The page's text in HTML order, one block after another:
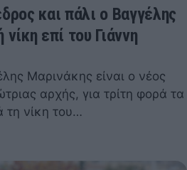
και πάλι ο Βαγγέλης
επί του Γιάννη
Μαρινάκης είναι ο νέος
αρχής, για τρίτη φορά τα
τη νίκη του…